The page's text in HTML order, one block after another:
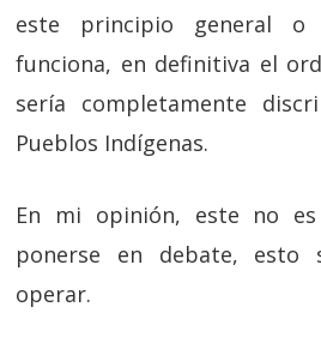
este principio general o
funciona, en definitiva el
sería completamente
Pueblos Indígenas.
En mi opinión, este no
ponerse en debate, esto
operar.